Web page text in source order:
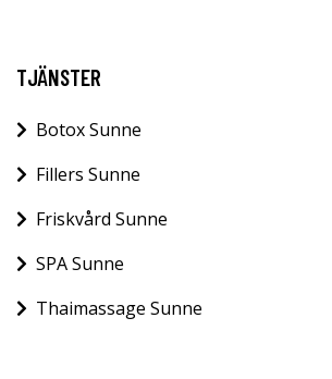
TJÄNSTER
Botox Sunne
Fillers Sunne
Friskvård Sunne
SPA Sunne
Thaimassage Sunne